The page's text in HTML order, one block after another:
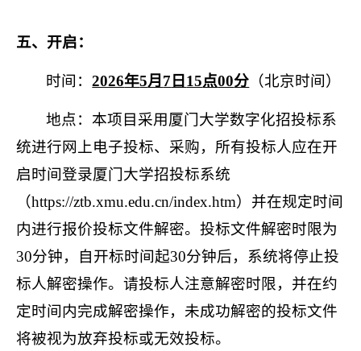
五、开启：
时间：2026年5月 7 日 15点00分 （北京时间）
地点：本项目采用厦门大学数字化招投标系
统进行网上电子投标、采购，所有投标人应在开
启时间登录厦门大学招投标系统
（https://ztb.xmu.edu.cn/index.htm）并在规定时间
内进行报价投标文件解密。投标文件解密时限为
30分钟，自开标时间起30分钟后，系统将停止投
标人解密操作。请投标人注意解密时限，并在约
定时间内完成解密操作，未成功解密的投标文件
将被视为放弃投标或无效投标。